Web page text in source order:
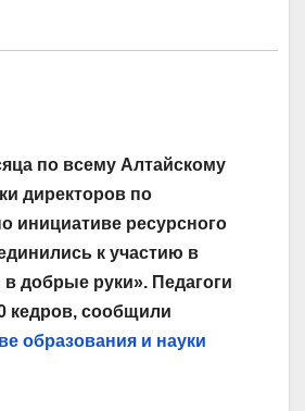
по всему Алтайскому
директоров по
инициативе ресурсного
к участию в
добрые руки». Педагоги
кедров, сообщили
образования и науки